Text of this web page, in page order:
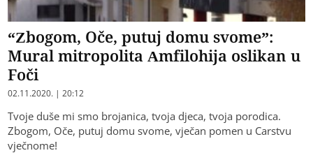
“Zbogom, Oče, putuj domu svome”:
Mural mitropolita Amfilohija oslikan u
Foči
02.11.2020. | 20:12
Tvoje duše mi smo brojanica, tvoja djeca, tvoja porodica.
Zbogom, Oče, putuj domu svome, vječan pomen u Carstvu
vječnome!